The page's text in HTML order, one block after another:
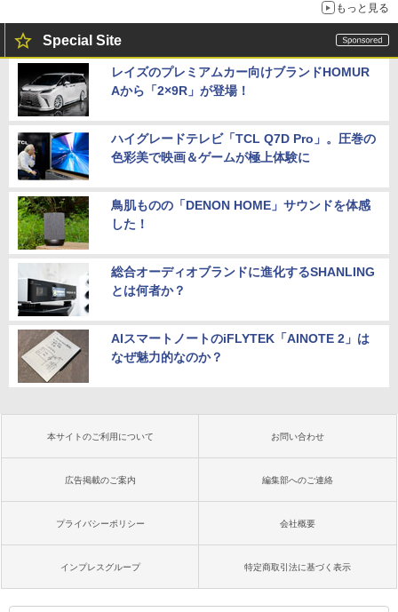
もっと見る
Special Site
レイズのプレミアムカー向けブランドHOMUR
Aから「2×9R」が登場！
ハイグレードテレビ「TCL Q7D Pro」。圧巻の
色彩美で映画＆ゲームが極上体験に
鳥肌ものの「DENON HOME」サウンドを体感
した！
総合オーディオブランドに進化するSHANLING
とは何者か？
AIスマートノートのiFLYTEK「AINOTE 2」は
なぜ魅力的なのか？
本サイトのご利用について お問い合わせ
広告掲載のご案内 編集部へのご連絡
プライバシーポリシー 会社概要
インプレスグループ 特定商取引法に基づく表示